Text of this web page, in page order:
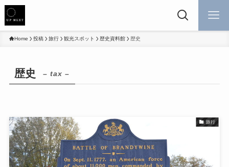
Home 投稿 旅行 観光スポット 歴史資料館 歴史
歴史 – tax –
旅行